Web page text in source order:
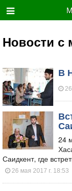
Новости с
В
26
​24
Саидкент, где
26 мая 2017 г. 18:53